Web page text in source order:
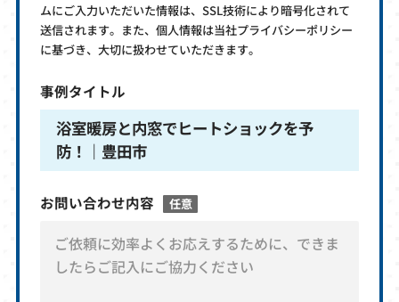
ムにご入力いただいた情報は、SSL技術により暗号化されて
送信されます。また、個人情報は当社プライバシーポリシー
に基づき、大切に扱わせていただきます。
事例タイトル
浴室暖房と内窓でヒートショックを予
防！｜豊田市
お問い合わせ内容 任意